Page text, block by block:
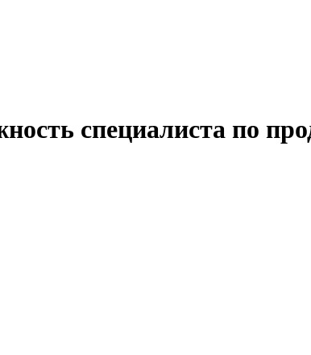
специалиста по